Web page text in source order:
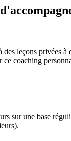
leçons privées
coaching
sur une base